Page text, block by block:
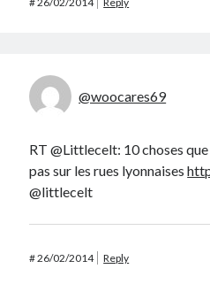
@woocares69
RT @Littlecelt: 10 choses
pas sur les rues lyonnaises
@littlecelt
#26/02/2014 Reply